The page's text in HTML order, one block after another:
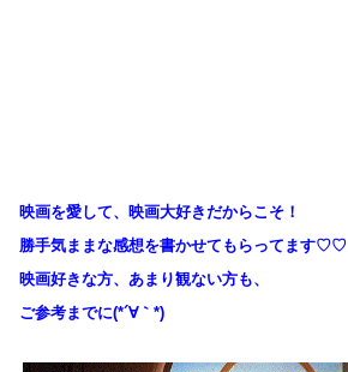
映画を愛して、映画大好きだからこそ！
勝手気ままな感想を書かせてもらってます♡♡
映画好きな方、あまり観ない方も、
ご参考までに(*´∀｀*)